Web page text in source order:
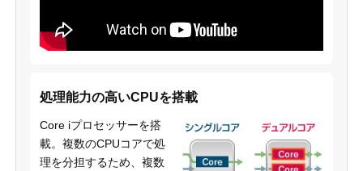
処理能力の高いCPUを搭載
Core iプロセッサーを搭
載。複数のCPUコアで処
理を分担するため、複数